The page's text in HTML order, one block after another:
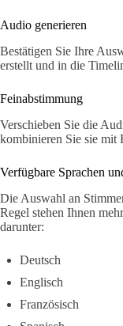
Audio generieren
Bestätigen Sie Ihre
erstellt und in die
Feinabstimmung
Verschieben Sie die
kombinieren Sie sie mit
Verfügbare Sprachen
Die Auswahl an
Regel stehen Ihnen
darunter:
Deutsch
Englisch
Französisch